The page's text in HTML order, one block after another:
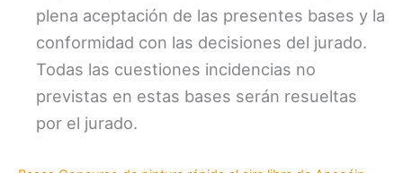
plena aceptación de las presentes bases y la
conformidad con las decisiones del jurado.
Todas las cuestiones incidencias no
previstas en estas bases serán resueltas
por el jurado.